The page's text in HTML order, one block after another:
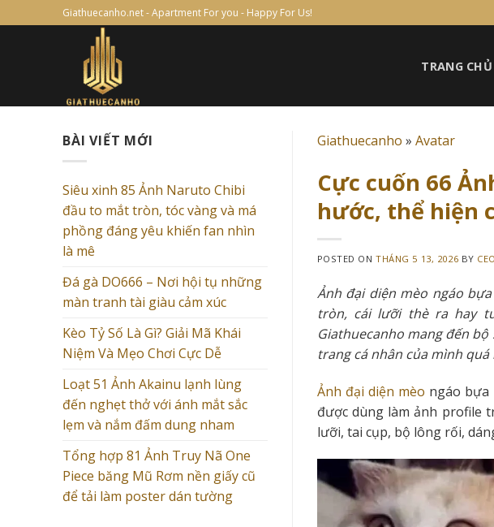
to
Giathuecanho.net - Apartment For you - Happy For Us!
TRANG CHỦ
BÀI VIẾT MỚI
Siêu xinh 85 Ảnh Naruto Chibi
đầu to mắt tròn, tóc vàng và má
phồng đáng yêu khiến fan nhìn
là mê
Đá gà DO666 – Nơi hội tụ những
màn tranh tài giàu cảm xúc
Kèo Tỷ Số Là Gì? Giải Mã Khái
Niệm Và Mẹo Chơi Cực Dễ
Loạt 51 Ảnh Akainu lạnh lùng
đến nghẹt thở với ánh mắt sắc
lẹm và nắm đấm dung nham
Tổng hợp 81 Ảnh Truy Nã One
Piece băng Mũ Rơm nền giấy cũ
để tải làm poster dán tường
Giathuecanho » Avatar
Cực cuốn 66
hước, thể hiện
POSTED ONTHÁNG 5 13, 2026 BY
Ảnh đại diện mèo ngáo
tròn, cái lưỡi thè ra hay
Giathuecanho mang đến
trang cá nhân của mình quá
Ảnh đại diện mèo ngáo bựa
được dùng làm ảnh profile
lưỡi, tai cụp, bộ lông rối,